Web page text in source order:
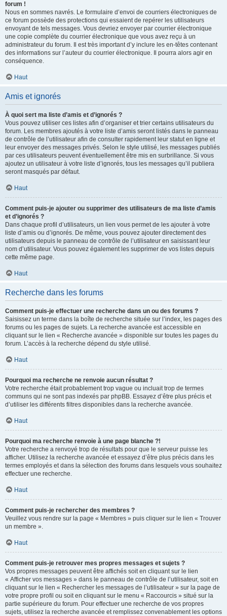
forum !
Nous en sommes navrés. Le formulaire d’envoi de courriers électroniques de
ce forum possède des protections qui essaient de repérer les utilisateurs
envoyant de tels messages. Vous devriez envoyer par courrier électronique
une copie complète du courrier électronique que vous avez reçu à un
administrateur du forum. Il est très important d’y inclure les en-têtes contenant
des informations sur l’auteur du courrier électronique. Il pourra alors agir en
conséquence.
Haut
Amis et ignorés
À quoi sert ma liste d’amis et d’ignorés ?
Vous pouvez utiliser ces listes afin d’organiser et trier certains utilisateurs du
forum. Les membres ajoutés à votre liste d’amis seront listés dans le panneau
de contrôle de l’utilisateur afin de consulter rapidement leur statut en ligne et
leur envoyer des messages privés. Selon le style utilisé, les messages publiés
par ces utilisateurs peuvent éventuellement être mis en surbrillance. Si vous
ajoutez un utilisateur à votre liste d’ignorés, tous les messages qu’il publiera
seront masqués par défaut.
Haut
Comment puis-je ajouter ou supprimer des utilisateurs de ma liste d’amis
et d’ignorés ?
Dans chaque profil d’utilisateurs, un lien vous permet de les ajouter à votre
liste d’amis ou d’ignorés. De même, vous pouvez ajouter directement des
utilisateurs depuis le panneau de contrôle de l’utilisateur en saisissant leur
nom d’utilisateur. Vous pouvez également les supprimer de vos listes depuis
cette même page.
Haut
Recherche dans les forums
Comment puis-je effectuer une recherche dans un ou des forums ?
Saisissez un terme dans la boîte de recherche située sur l’index, les pages des
forums ou les pages de sujets. La recherche avancée est accessible en
cliquant sur le lien « Recherche avancée » disponible sur toutes les pages du
forum. L’accès à la recherche dépend du style utilisé.
Haut
Pourquoi ma recherche ne renvoie aucun résultat ?
Votre recherche était probablement trop vague ou incluait trop de termes
communs qui ne sont pas indexés par phpBB. Essayez d’être plus précis et
d’utiliser les différents filtres disponibles dans la recherche avancée.
Haut
Pourquoi ma recherche renvoie à une page blanche ?!
Votre recherche a renvoyé trop de résultats pour que le serveur puisse les
afficher. Utilisez la recherche avancée et essayez d’être plus précis dans les
termes employés et dans la sélection des forums dans lesquels vous souhaitez
effectuer une recherche.
Haut
Comment puis-je rechercher des membres ?
Veuillez vous rendre sur la page « Membres » puis cliquer sur le lien « Trouver
un membre ».
Haut
Comment puis-je retrouver mes propres messages et sujets ?
Vos propres messages peuvent être affichés soit en cliquant sur le lien
« Afficher vos messages » dans le panneau de contrôle de l’utilisateur, soit en
cliquant sur le lien « Rechercher les messages de l’utilisateur » sur la page de
votre propre profil ou soit en cliquant sur le menu « Raccourcis » situé sur la
partie supérieure du forum. Pour effectuer une recherche de vos propres
sujets, utilisez la recherche avancée et remplissez convenablement les options